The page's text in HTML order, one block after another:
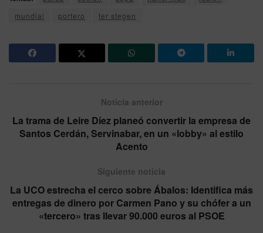
mundial
portero ter stegen
Noticia anterior
La trama de Leire Díez planeó convertir la empresa de
Santos Cerdán, Servinabar, en un «lobby» al estilo
Acento
Siguiente noticia
La UCO estrecha el cerco sobre Ábalos: Identifica más
entregas de dinero por Carmen Pano y su chófer a un
«tercero» tras llevar 90.000 euros al PSOE